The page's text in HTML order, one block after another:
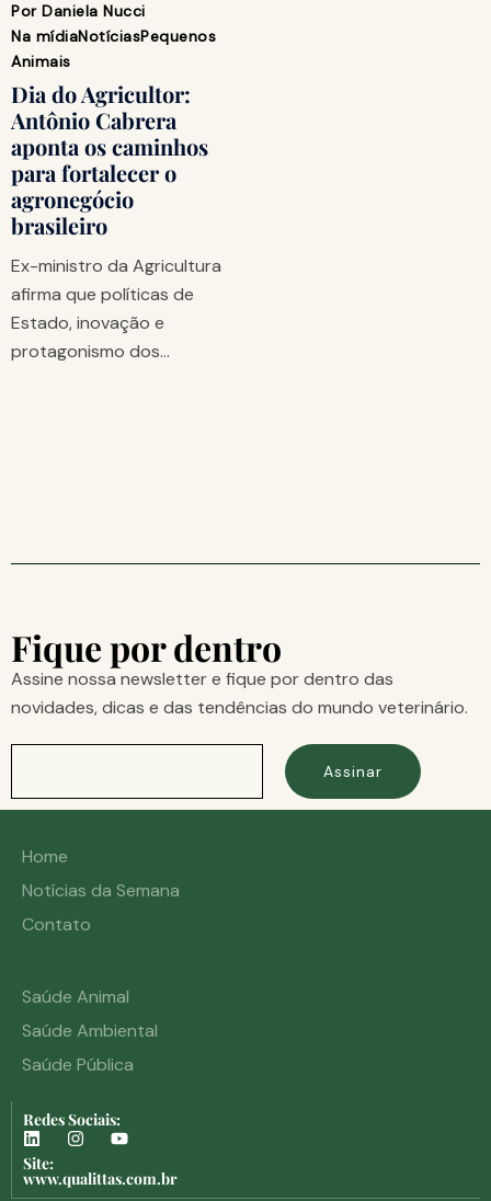
Por Daniela Nucci
Na mídiaNotíciasPequenos
Animais
Dia do Agricultor:
Antônio Cabrera
aponta os caminhos
para fortalecer o
agronegócio
brasileiro
Ex-ministro da Agricultura
afirma que políticas de
Estado, inovação e
protagonismo dos…
Fique por dentro
Assine nossa newsletter e fique por dentro das
novidades, dicas e das tendências do mundo veterinário.
Assinar
Home
Notícias da Semana
Contato
Saúde Animal
Saúde Ambiental
Saúde Pública
Redes Sociais:
Site:
www.qualittas.com.br